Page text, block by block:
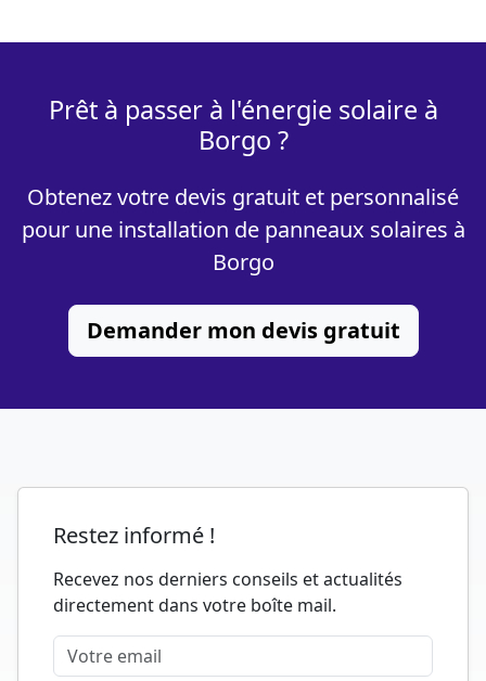
Prêt à passer à l'énergie solaire à
Borgo ?
Obtenez votre devis gratuit et personnalisé
pour une installation de panneaux solaires à
Borgo
Demander mon devis gratuit
Restez informé !
Recevez nos derniers conseils et actualités
directement dans votre boîte mail.